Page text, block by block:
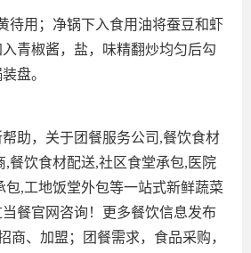
待用；净锅下入食用油将蚕豆和虾
青椒酱，盐，味精翻炒均匀后勾
盘。
助，关于团餐服务公司,餐饮食材
,餐饮食材配送,社区食堂承包,医院
包,工地饭堂外包等一站式新鲜蔬菜
餐官网咨询！更多餐饮信息发布
商、加盟；团餐需求，食品采购，